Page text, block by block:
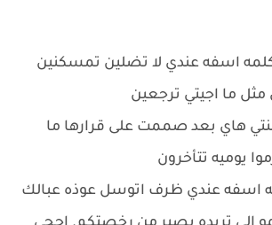
اسفه عندي لا تضلين تمسكنين
ما اجيتي ترجعين
هاي بعد صممت على قرارها ما
يوميه تتأخرون
اسفه عندي ظرف اتوسل عوذه عبالك